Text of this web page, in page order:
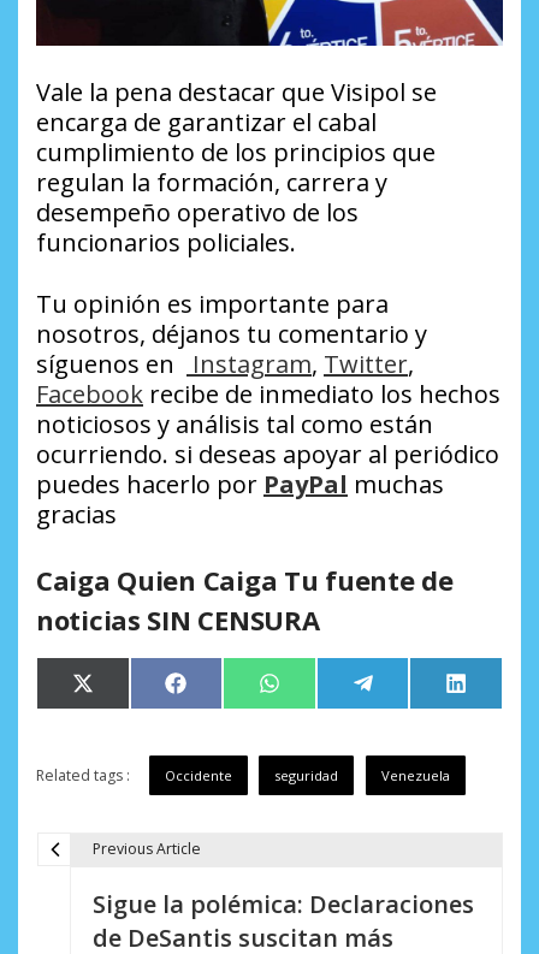
Vale la pena destacar que Visipol se
encarga de garantizar el cabal
cumplimiento de los principios que
regulan la formación, carrera y
desempeño operativo de los
funcionarios policiales.
Tu opinión es importante para
nosotros, déjanos tu comentario y
síguenos en
Instagram, Twitter,
Facebook recibe de inmediato los hechos
noticiosos y análisis tal como están
ocurriendo. si deseas apoyar al periódico
puedes hacerlo por PayPal muchas
gracias
Caiga Quien Caiga Tu fuente de
noticias SIN CENSURA
Compartir
en
X
(Twitter)
Compartir
en
Facebook Compartir
en
WhatsApp Compartir
en
Telegram
en
LinkedIn
Related tags : Occidente seguridad Venezuela
Previous Article
Sigue la polémica: Declaraciones
de DeSantis suscitan más